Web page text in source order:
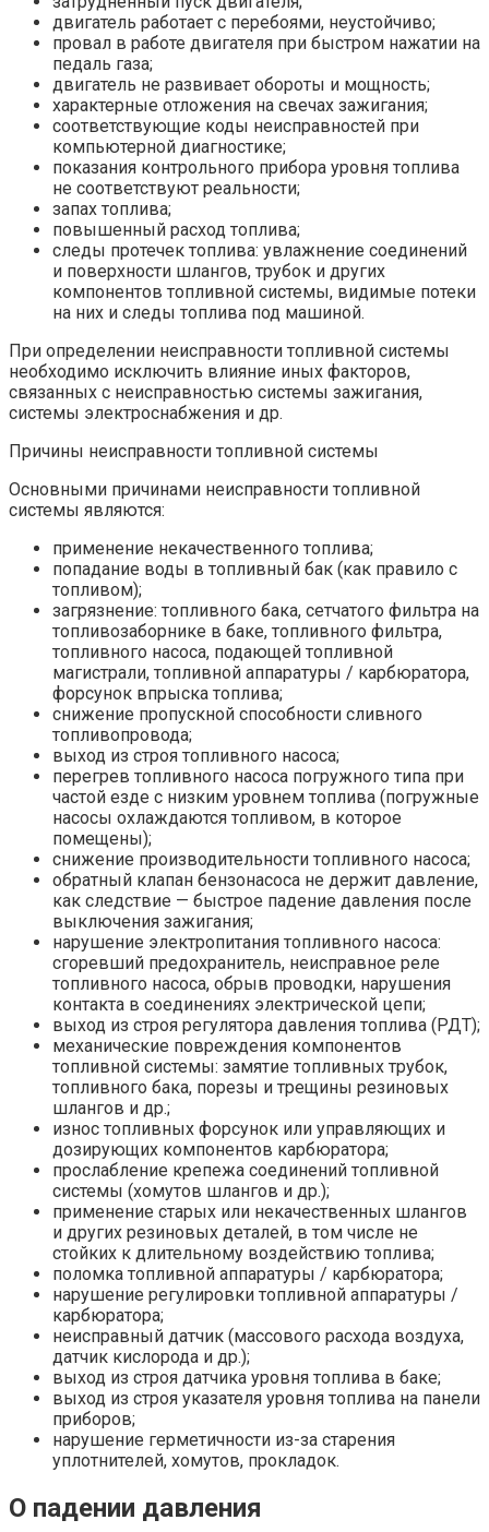
двигатель работает с перебоями, неустойчиво;
провал в работе двигателя при быстром нажатии на
педаль газа;
двигатель не развивает обороты и мощность;
характерные отложения на свечах зажигания;
соответствующие коды неисправностей при
компьютерной диагностике;
показания контрольного прибора уровня топлива
не соответствуют реальности;
запах топлива;
повышенный расход топлива;
следы протечек топлива: увлажнение соединений
и поверхности шлангов, трубок и других
компонентов топливной системы, видимые потеки
на них и следы топлива под машиной.
При определении неисправности топливной системы
необходимо исключить влияние иных факторов,
связанных с неисправностью системы зажигания,
системы электроснабжения и др.
Причины неисправности топливной системы
Основными причинами неисправности топливной
системы являются:
применение некачественного топлива;
попадание воды в топливный бак (как правило с
топливом);
загрязнение: топливного бака, сетчатого фильтра на
топливозаборнике в баке, топливного фильтра,
топливного насоса, подающей топливной
магистрали, топливной аппаратуры / карбюратора,
форсунок впрыска топлива;
снижение пропускной способности сливного
топливопровода;
выход из строя топливного насоса;
перегрев топливного насоса погружного типа при
частой езде с низким уровнем топлива (погружные
насосы охлаждаются топливом, в которое
помещены);
снижение производительности топливного насоса;
обратный клапан бензонасоса не держит давление,
как следствие — быстрое падение давления после
выключения зажигания;
нарушение электропитания топливного насоса:
сгоревший предохранитель, неисправное реле
топливного насоса, обрыв проводки, нарушения
контакта в соединениях электрической цепи;
выход из строя регулятора давления топлива (РДТ);
механические повреждения компонентов
топливной системы: замятие топливных трубок,
топливного бака, порезы и трещины резиновых
шлангов и др.;
износ топливных форсунок или управляющих и
дозирующих компонентов карбюратора;
прослабление крепежа соединений топливной
системы (хомутов шлангов и др.);
применение старых или некачественных шлангов
и других резиновых деталей, в том числе не
стойких к длительному воздействию топлива;
поломка топливной аппаратуры / карбюратора;
нарушение регулировки топливной аппаратуры /
карбюратора;
неисправный датчик (массового расхода воздуха,
датчик кислорода и др.);
выход из строя датчика уровня топлива в баке;
выход из строя указателя уровня топлива на панели
приборов;
нарушение герметичности из-за старения
уплотнителей, хомутов, прокладок.
О падении давления